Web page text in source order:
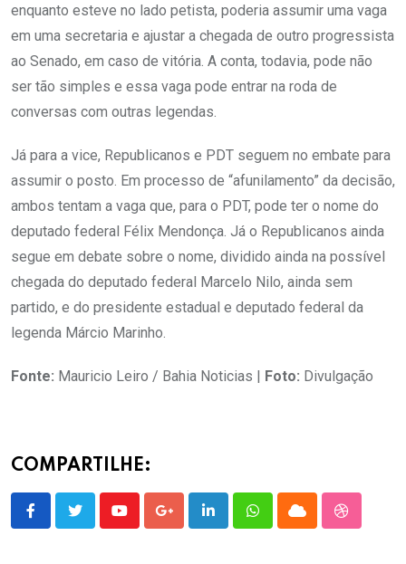
enquanto esteve no lado petista, poderia assumir uma vaga
em uma secretaria e ajustar a chegada de outro progressista
ao Senado, em caso de vitória. A conta, todavia, pode não
ser tão simples e essa vaga pode entrar na roda de
conversas com outras legendas.
Já para a vice, Republicanos e PDT seguem no embate para
assumir o posto. Em processo de “afunilamento” da decisão,
ambos tentam a vaga que, para o PDT, pode ter o nome do
deputado federal Félix Mendonça. Já o Republicanos ainda
segue em debate sobre o nome, dividido ainda na possível
chegada do deputado federal Marcelo Nilo, ainda sem
partido, e do presidente estadual e deputado federal da
legenda Márcio Marinho.
Fonte: Mauricio Leiro / Bahia Noticias | Foto: Divulgação
COMPARTILHE:
YoutubeGoogle+LinkedInWhatsappCloud